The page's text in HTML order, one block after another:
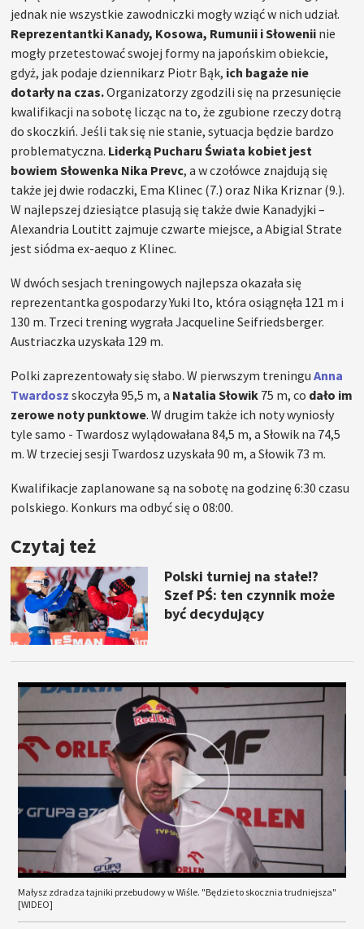
jednak nie wszystkie zawodniczki mogły wziąć w nich udział.
Reprezentantki Kanady, Kosowa, Rumunii i Słowenii nie
mogły przetestować swojej formy na japońskim obiekcie,
gdyż, jak podaje dziennikarz Piotr Bąk, ich bagaże nie
dotarły na czas.Organizatorzy zgodzili się na przesunięcie
kwalifikacji na sobotę licząc na to, że zgubione rzeczy dotrą
do skoczkiń. Jeśli tak się nie stanie, sytuacja będzie bardzo
problematyczna. Liderką Pucharu Świata kobiet jest
bowiem Słowenka Nika Prevc, a w czołówce znajdują się
także jej dwie rodaczki, Ema Klinec (7.) oraz Nika Kriznar (9.).
W najlepszej dziesiątce plasują się także dwie Kanadyjki –
Alexandria Loutitt zajmuje czwarte miejsce, a Abigial Strate
jest siódma ex-aequo z Klinec.
W dwóch sesjach treningowych najlepsza okazała się
reprezentantka gospodarzy Yuki Ito, która osiągnęła 121 m i
130 m. Trzeci trening wygrała Jacqueline Seifriedsberger.
Austriaczka uzyskała 129 m.
Polki zaprezentowały się słabo. W pierwszym treninguAnna
Twardosz skoczyła 95,5 m, a Natalia Słowik 75 m, co dało im
zerowe noty punktowe. W drugim także ich noty wyniosły
tyle samo - Twardosz wylądowałana 84,5 m, a Słowik na 74,5
m. W trzeciej sesji Twardosz uzyskała 90 m, a Słowik 73 m.
Kwalifikacje zaplanowane są na sobotę na godzinę 6:30 czasu
polskiego. Konkurs ma odbyć się o 08:00.
Czytaj też
Polski turniej na stałe!?
Szef PŚ: ten czynnik może
być decydujący
Małysz zdradza tajniki przebudowy w Wiśle. "Będzie to skocznia trudniejsza"
[WIDEO]